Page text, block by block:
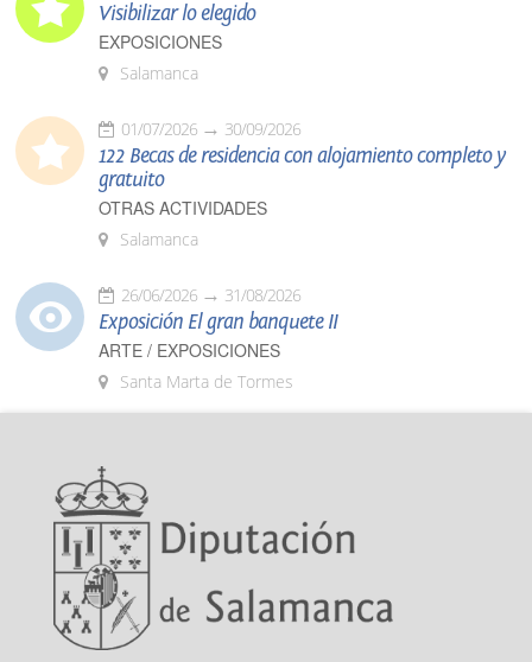
Visibilizar lo elegido
EXPOSICIONES
Salamanca
01/07/2026 30/09/2026
122 Becas de residencia con alojamiento completo y
gratuito
OTRAS ACTIVIDADES
Salamanca
26/06/2026 31/08/2026
Exposición El gran banquete II
ARTE / EXPOSICIONES
Santa Marta de Tormes